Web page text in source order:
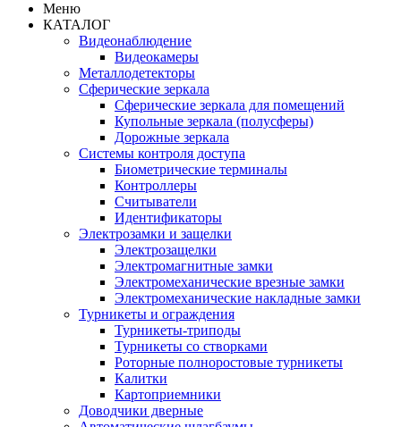
Меню
КАТАЛОГ
Видеонаблюдение
Видеокамеры
Металлодетекторы
Сферические зеркала
Сферические зеркала для помещений
Купольные зеркала (полусферы)
Дорожные зеркала
Системы контроля доступа
Биометрические терминалы
Контроллеры
Считыватели
Идентификаторы
Электрозамки и защелки
Электрозащелки
Электромагнитные замки
Электромеханические врезные замки
Электромеханические накладные замки
Турникеты и ограждения
Турникеты-триподы
Турникеты со створками
Роторные полноростовые турникеты
Калитки
Картоприемники
Доводчики дверные